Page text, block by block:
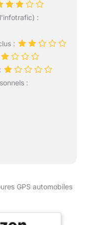
support
(Les
sont écrites
veuillez les
Si vous
une
difficile, il
emprunter
puissiez
bon chemin.
:
GPS de
des
et des
êtes fatigué
:
:
:
GPS automobiles